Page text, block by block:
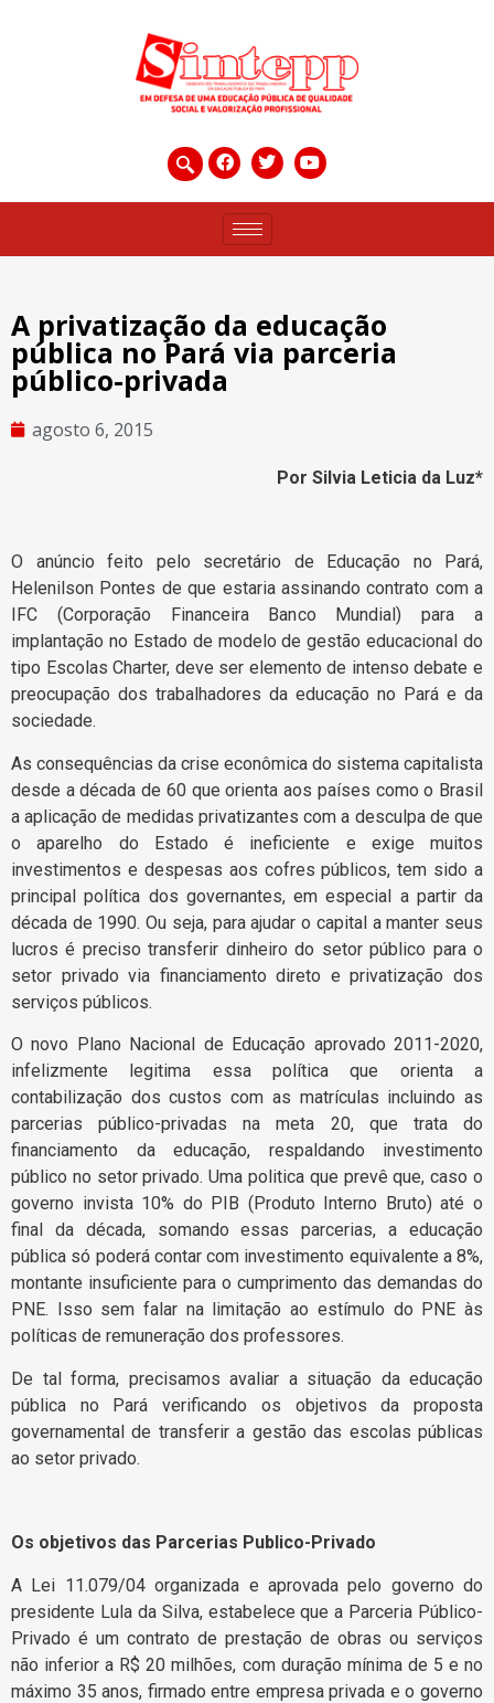
A privatização da educação
pública no Pará via parceria
público-privada
agosto 6, 2015
Por Silvia Leticia da Luz*
O anúncio feito pelo secretário de Educação no Pará,
Helenilson Pontes de que estaria assinando contrato com a
IFC (Corporação Financeira Banco Mundial) para a
implantação no Estado de modelo de gestão educacional do
tipo Escolas Charter, deve ser elemento de intenso debate e
preocupação dos trabalhadores da educação no Pará e da
sociedade.
As consequências da crise econômica do sistema capitalista
desde a década de 60 que orienta aos países como o Brasil
a aplicação de medidas privatizantes com a desculpa de que
o aparelho do Estado é ineficiente e exige muitos
investimentos e despesas aos cofres públicos, tem sido a
principal política dos governantes, em especial a partir da
década de 1990. Ou seja, para ajudar o capital a manter seus
lucros é preciso transferir dinheiro do setor público para o
setor privado via financiamento direto e privatização dos
serviços públicos.
O novo Plano Nacional de Educação aprovado 2011-2020,
infelizmente legitima essa política que orienta a
contabilização dos custos com as matrículas incluindo as
parcerias público-privadas na meta 20, que trata do
financiamento da educação, respaldando investimento
público no setor privado. Uma politica que prevê que, caso o
governo invista 10% do PIB (Produto Interno Bruto) até o
final da década, somando essas parcerias, a educação
pública só poderá contar com investimento equivalente a 8%,
montante insuficiente para o cumprimento das demandas do
PNE. Isso sem falar na limitação ao estímulo do PNE às
políticas de remuneração dos professores.
De tal forma, precisamos avaliar a situação da educação
pública no Pará verificando os objetivos da proposta
governamental de transferir a gestão das escolas públicas
ao setor privado.
Os objetivos das Parcerias Publico-Privado
A Lei 11.079/04 organizada e aprovada pelo governo do
presidente Lula da Silva, estabelece que a Parceria Público-
Privado é um contrato de prestação de obras ou serviços
não inferior a R$ 20 milhões, com duração mínima de 5 e no
máximo 35 anos, firmado entre empresa privada e o governo